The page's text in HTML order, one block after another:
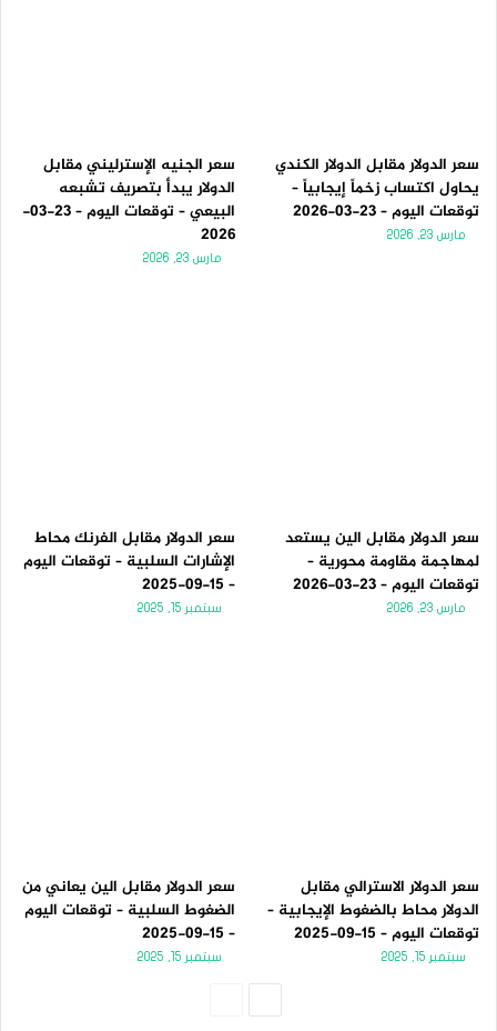
سعر الدولار مقابل الدولار الكندي
يحاول اكتساب زخماً إيجابياً –
توقعات اليوم – 23-03-2026
مارس 23, 2026
سعر الجنيه الإسترليني مقابل
الدولار يبدأ بتصريف تشبعه
البيعي – توقعات اليوم – 23-03-
2026
مارس 23, 2026
سعر الدولار مقابل الين يستعد
لمهاجمة مقاومة محورية –
توقعات اليوم – 23-03-2026
مارس 23, 2026
سعر الدولار مقابل الفرنك محاط
الإشارات السلبية – توقعات اليوم
– 15-09-2025
سبتمبر 15, 2025
سعر الدولار الاسترالي مقابل
الدولار محاط بالضغوط الإيجابية –
توقعات اليوم – 15-09-2025
سبتمبر 15, 2025
سعر الدولار مقابل الين يعاني من
الضغوط السلبية – توقعات اليوم
– 15-09-2025
سبتمبر 15, 2025